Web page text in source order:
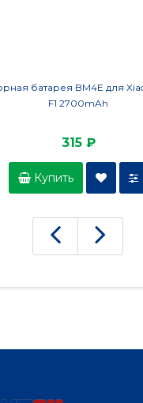
батарея BM4E для
F1 2700mAh
315 ₽
Купить